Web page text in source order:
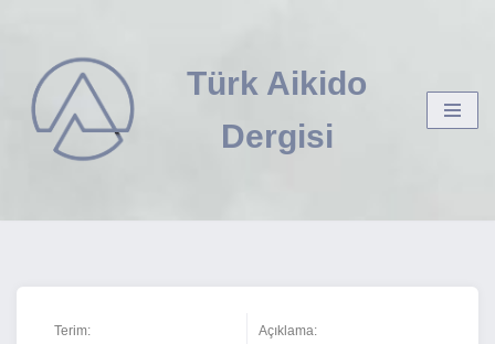
İçeriğe
geç
Türk Aikido
Dergisi
Terim: Açıklama: